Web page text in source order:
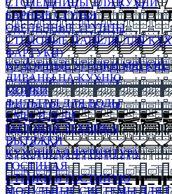
СТОЛЕШНИЦЫ ДЛЯ КУХНИ
БАРНЫЕ СТУЛЬЯ
ОБЕДЕННЫЕ ГРУППЫ
СТЕНОВЫЕ ПАНЕЛИ ДЛЯ
ФАРТУКИ)
КУХОННЫЕ УГОЛКИ МЯГКИЕ
ДИВАНЫ НА КУХНЮ
МОЙКИ
ФИЛЬТРЫ ДЛЯ ВОДЫ
СМЕСИТЕЛИ
БЫТОВАЯ ТЕХНИКА
ВЫТЯЖКИ
КУХОННАЯ ФУРНИТУРА
ГОСТИНАЯ
СТЕНКИ В ГОСТИНУЮ
МОДУЛЬНЫЕ СИСТЕМЫ ДЛЯ